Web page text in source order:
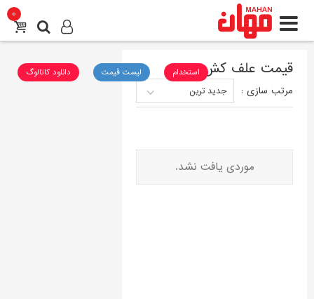
دانلود کاتالوگ لیست قیمت استخدام
0
قیمت علف کش سویا
مرتب سازی : جدید ترین
موردی یافت نشد.